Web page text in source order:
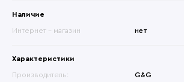
Наличие
Интернет - магазин нет
Характеристики
Производитель:
G&G